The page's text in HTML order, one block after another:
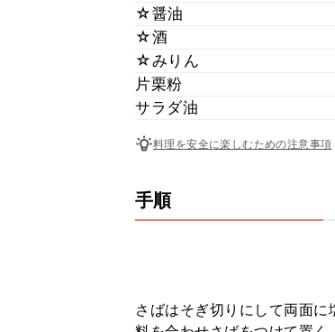
☆醤油
☆酒
☆みりん
片栗粉
サラダ油
料理を安全に楽しむための注意事項
手順
さばはそぎ切りにして両面